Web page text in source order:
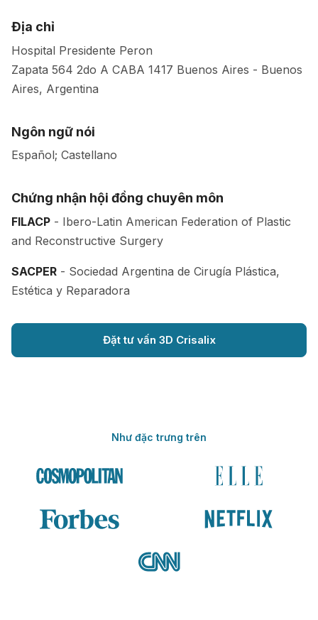
Địa chỉ
Hospital Presidente Peron
Zapata 564 2do A CABA 1417 Buenos Aires - Buenos
Aires, Argentina
Ngôn ngữ nói
Español; Castellano
Chứng nhận hội đồng chuyên môn
FILACP - Ibero-Latin American Federation of Plastic
and Reconstructive Surgery
SACPER - Sociedad Argentina de Cirugía Plástica,
Estética y Reparadora
Đặt tư vấn 3D Crisalix
Như đặc trưng trên